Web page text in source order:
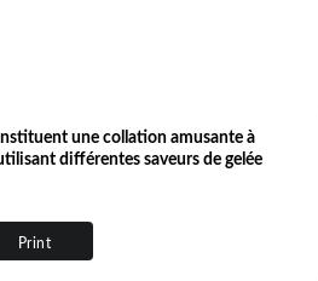
une collation amusante à
différentes saveurs de gelée
Print